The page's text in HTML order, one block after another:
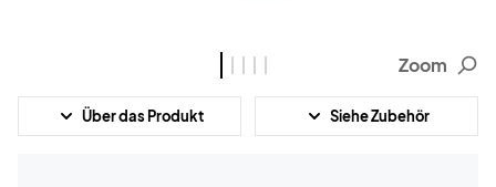
Zoom
Über das Produkt Siehe Zubehör